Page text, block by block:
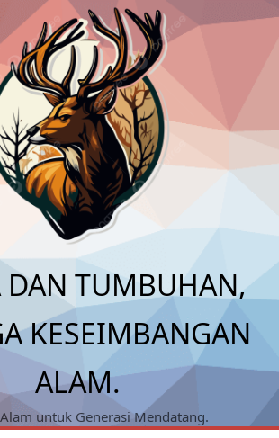
DAN TUMBUHAN,
KESEIMBANGAN
ALAM.
untuk Generasi Mendatang.